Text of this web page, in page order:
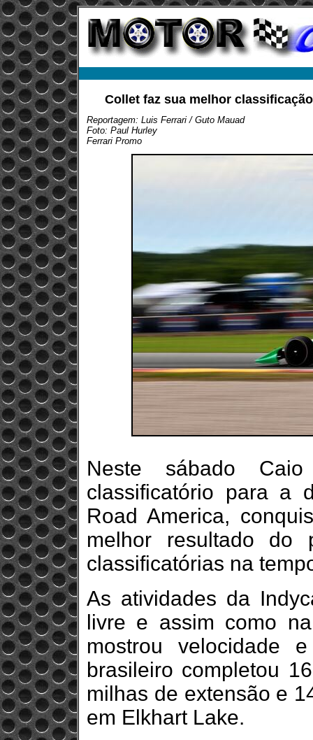
Collet faz sua melhor
Reportagem: Luis Ferrari / Guto Mauad
Foto: Paul Hurley
Ferrari Promo
Neste sábado
classificatório para a
Road America,
melhor resultado do
classificatórias na
As atividades da
livre e assim como
mostrou velocidade
brasileiro completou
milhas de extensão e
em Elkhart Lake.